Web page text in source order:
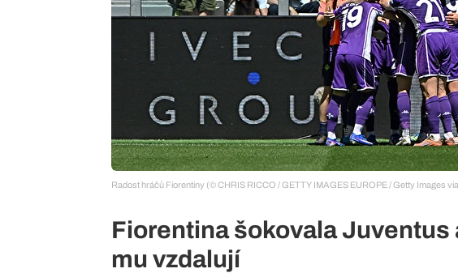
Radost hráčů Fiorentiny (© CHRIS RICCO / GETTY IMAGES EUROPE / Getty Images
Fiorentina šokovala Juventus
mu vzdalují